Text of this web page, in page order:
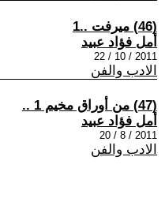
(46) ميرفت ..1
أمل فؤاد عبيد
2011 / 10 / 22
الادب والفن
(47) من أوراق مخيم 1 ..
أمل فؤاد عبيد
2011 / 8 / 20
الادب والفن